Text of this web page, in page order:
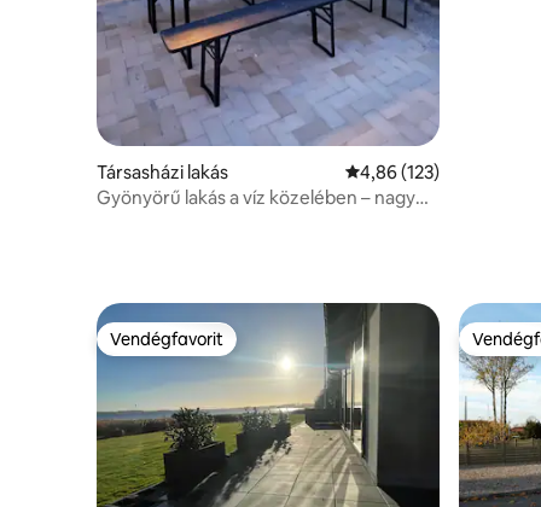
Társasházi lakás Átlagos értékelés: 5/
4,86 (123)
Gyönyörű lakás a víz közelében – nagy
Vendégfavorit
Vendégfavorit